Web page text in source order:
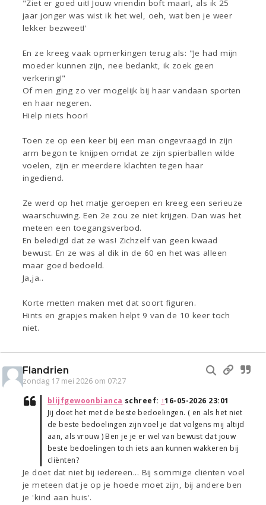
"Ziet er goed uit! Jouw vriendin boft maar!, als ik 25
jaar jonger was wist ik het wel, oeh, wat ben je weer
lekker bezweet!'
En ze kreeg vaak opmerkingen terug als: "Je had mijn
moeder kunnen zijn, nee bedankt, ik zoek geen
verkering!"
Of men ging zo ver mogelijk bij haar vandaan sporten
en haar negeren.
Hielp niets hoor!
Toen ze op een keer bij een man ongevraagd in zijn
arm begon te knijpen omdat ze zijn spierballen wilde
voelen, zijn er meerdere klachten tegen haar
ingediend.
Ze werd op het matje geroepen en kreeg een serieuze
waarschuwing. Een 2e zou ze niet krijgen. Dan was het
meteen een toegangsverbod.
En beledigd dat ze was! Zichzelf van geen kwaad
bewust. En ze was al dik in de 60 en het was alleen
maar goed bedoeld.
Ja,ja..
Korte metten maken met dat soort figuren.
Hints en grapjes maken helpt 9 van de 10 keer toch
niet.
Flandrien
zondag 17 mei 2026 om 07:27
blijfgewoonbianca schreef: ↑16-05-2026 23:01
Jij doet het met de beste bedoelingen. ( en als het niet
de beste bedoelingen zijn voel je dat volgens mij altijd
aan, als vrouw ) Ben je je er wel van bewust dat jouw
beste bedoelingen toch iets aan kunnen wakkeren bij
cliënten?
Je doet dat niet bij iedereen... Bij sommige cliënten voel
je meteen dat je op je hoede moet zijn, bij andere ben
je 'kind aan huis'.